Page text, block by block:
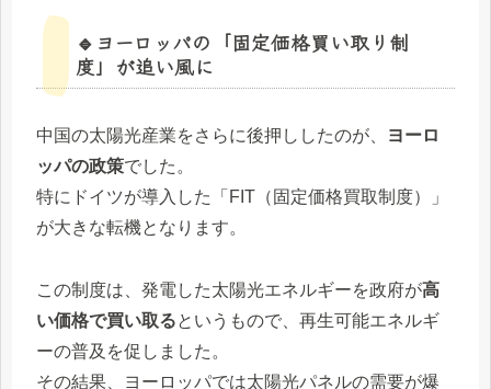
🔹ヨーロッパの「固定価格買い取り制
度」が追い風に
中国の太陽光産業をさらに後押ししたのが、
ヨーロ
ッパの政策でした。
特にドイツが導入した「FIT（固定価格買取制度）」
が大きな転機となります。
この制度は、発電した太陽光エネルギーを政府が高
い価格で買い取るというもので、再生可能エネルギ
ーの普及を促しました。
その結果、ヨーロッパでは太陽光パネルの需要が爆